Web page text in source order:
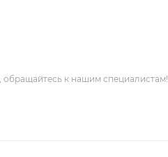
к нашим специалистам!